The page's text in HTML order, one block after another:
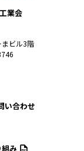
業会
ビル3階
い合わせ
み